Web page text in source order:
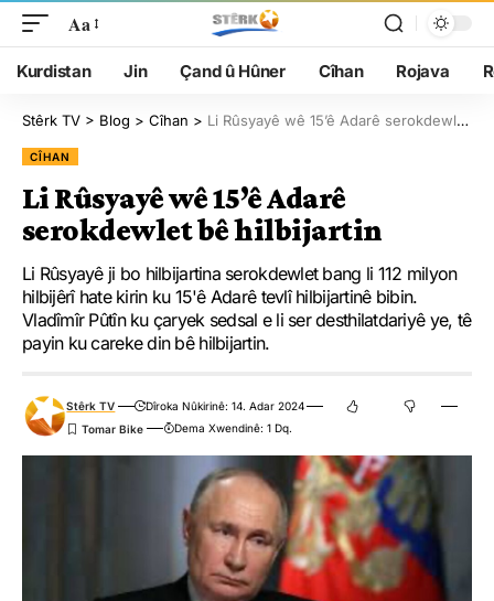
Aa
Kurdistan Jin Çand û Hûner Cîhan Rojava
Stêrk TV > Blog > Cîhan > Li Rûsyayê wê 15’ê Adarê serokdewlet bê hilbijartin
CÎHAN
Li Rûsyayê wê 15’ê Adarê
serokdewlet bê hilbijartin
Li Rûsyayê ji bo hilbijartina serokdewlet bang li 112 milyon
hilbijêrî hate kirin ku 15'ê Adarê tevlî hilbijartinê bibin.
Vladîmîr Pûtîn ku çaryek sedsal e li ser desthilatdariyê ye, tê
payin ku careke din bê hilbijartin.
Stêrk TV
Dîroka Nûkirinê: 14. Adar 2024
Dema Xwendinê: 1 Dq.